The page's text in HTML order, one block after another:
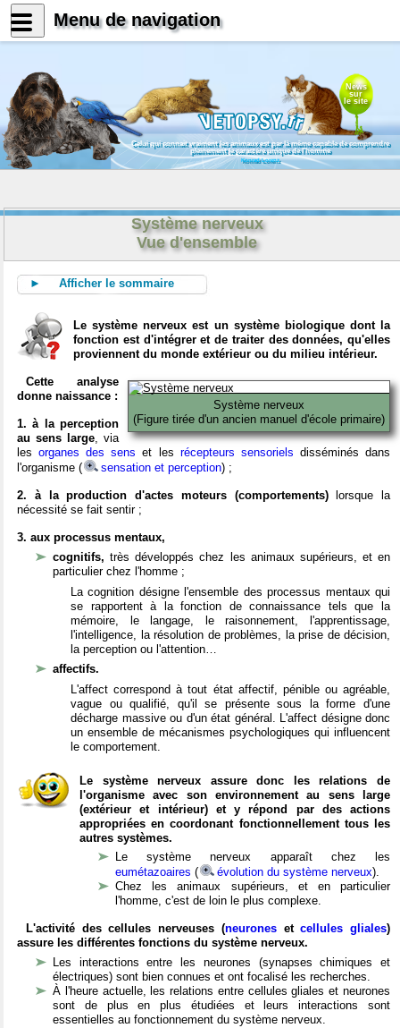
News
sur
le site
Celui qui connait vraiment les animaux est par là même capable de comprendre
pleinement le caractère unique de l'homme
Konrad Lorenz
Système nerveux
Vue d'ensemble
► Afficher le sommaire
Le système nerveux est un système biologique dont la
fonction est d'intégrer et de traiter des données, qu'elles
proviennent du monde extérieur ou du milieu intérieur.
Système nerveux
(Figure tirée d'un ancien manuel d'école primaire)
Cette analyse
donne naissance :
1. à la perception
au sens large, via
lesorganes des sens et les récepteurs sensoriels disséminés dans
l'organisme (
sensation et perception) ;
2. à la production d'actes moteurs (comportements)lorsque la
nécessité se fait sentir ;
3. aux processus mentaux,
cognitifs,très développés chez les animaux supérieurs, et en
particulier chez l'homme ;
La cognition désigne l'ensemble des processus mentaux qui
se rapportent à la fonction de connaissance tels que la
mémoire, le langage, le raisonnement, l'apprentissage,
l'intelligence, la résolution de problèmes, la prise de décision,
la perception ou l'attention…
affectifs.
L'affect correspond à tout état affectif, pénible ou agréable,
vague ou qualifié, qu'il se présente sous la forme d'une
décharge massive ou d'un état général. L'affect désigne donc
un ensemble de mécanismes psychologiques qui influencent
le comportement.
Le système nerveux assure donc les relations de
l'organisme avec son environnement au sens large
(extérieur et intérieur) et y répond par des actions
appropriées en coordonant fonctionnellement tous les
autres systèmes.
Le système nerveux apparaît chez les
eumétazoaires ( évolution du système nerveux).
Chez les animaux supérieurs, et en particulier
l'homme, c'est de loin le plus complexe.
L'activité des cellules nerveuses (neuronesetcellules gliales)
assure les différentes fonctions du système nerveux.
Les interactions entre les neurones (synapses chimiques et
électriques) sont bien connues et ont focalisé les recherches.
À l'heure actuelle, les relations entre cellules gliales et neurones
sont de plus en plus étudiées et leurs interactions sont
essentielles au fonctionnement du système nerveux.
Menu de navigation